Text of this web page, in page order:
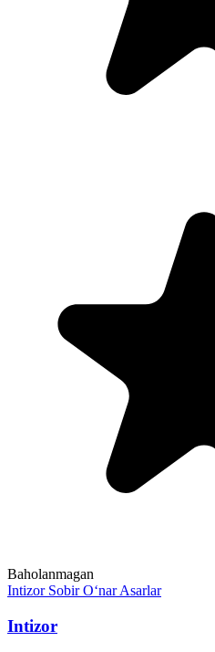
Baholanmagan
Intizor Sobir O‘narAsarlar
Intizor